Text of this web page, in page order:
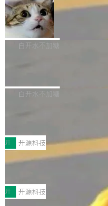
aDB 捕获 commit 之间的每一次
bet、微软以及 Meta 等传统科技
ceXAI的资金消耗速度尤为引人
撑庞大支出的资金来源却呈现出
貌。数据显示，微软和 Meta 主
1.2，驱动这个 agent 的新模型
你可以用 curl -fsSL https://
sh | bash 安装一个能在大项目
代码、验证结果的 AI 终端工具
个主 agent 循环，外加一组后台
美团开源 LoHoSearch，用知
准 AI 能力认知
机器出题的前提，是让机器拥
构建流程可以分为四个环节：
白开水不加糖
库，并将作为transport接入
MPComm将作为一种传输引擎
ENT，实现零拷贝传输性能提升
传输性能最高提升5倍。UCL-
于自研UCL-Engine通信引擎，
持续开源更多基于UCL-Engine
件。 腾讯网平团队在UCL-
白开水不加糖
型案例入选名单》，深信服“面向
开源 AI 编程平台 CoStrict 应用”
创新与落地成效成功入选。 全链
助力企业AI研发安全落地 当前
经开始引入 AI Coding 工具，
型或企业内部部署模型提升研发
开 开源科技
深信服AI算力网关入选工信部
前不久，工业和信息化部正式
智能应用典型案例名单》，集中
各领域的应用成果，覆盖技术底
开 开源科技